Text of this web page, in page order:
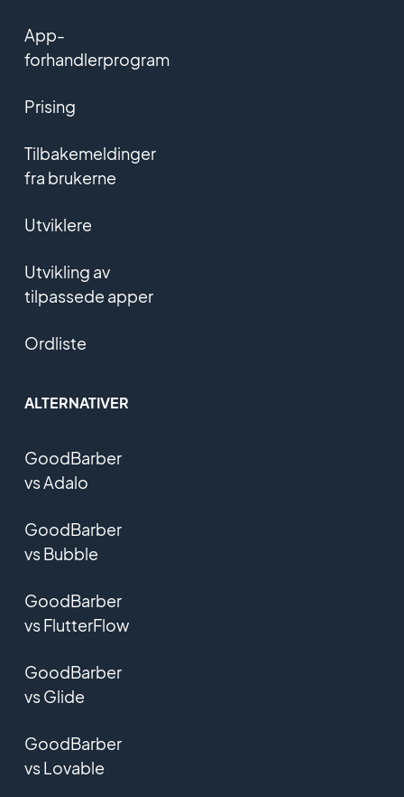
App-
forhandlerprogram
Prising
Tilbakemeldinger
fra brukerne
Utviklere
Utvikling av
tilpassede apper
Ordliste
ALTERNATIVER
GoodBarber
vs Adalo
GoodBarber
vs Bubble
GoodBarber
vs FlutterFlow
GoodBarber
vs Glide
GoodBarber
vs Lovable